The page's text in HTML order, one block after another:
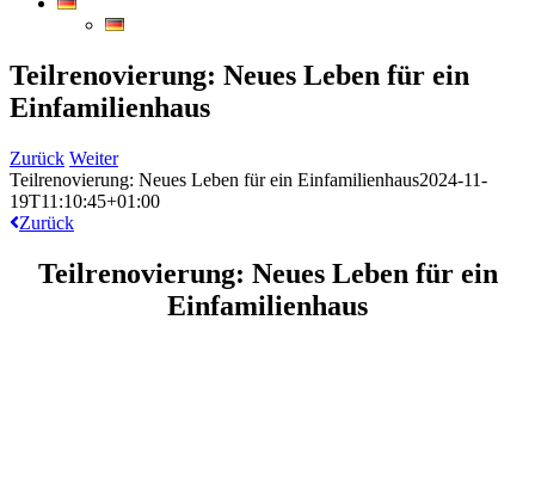
Teilrenovierung: Neues Leben für ein
Einfamilienhaus
Zurück Weiter
Teilrenovierung: Neues Leben für ein Einfamilienhaus2024-11-
19T11:10:45+01:00
Zurück
Teilrenovierung: Neues Leben für ein
Einfamilienhaus